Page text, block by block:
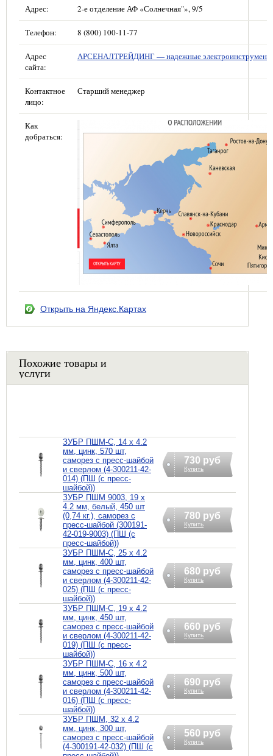
Адрес: 2-е отделение АФ «Солнечная"», 9/5
Телефон: 8 (800) 100-11-77
Адрес
сайта:
АРСЕНАЛТРЕЙДИНГ — надежные
Контактное
лицо:
Старший менеджер
Как
добраться:
Открыть на Яндекс.Картах
Похожие товары и
услуги
ЗУБР ПШМ-С, 14 х 4.2
мм, цинк, 570 шт,
саморез с пресс-шайбой
и сверлом (4-300211-42-
014) (ПШ (с пресс-
шайбой))
730 руб
Купить
ЗУБР ПШМ 9003, 19 х
4.2 мм, белый, 450 шт
(0,74 кг.), саморез с
пресс-шайбой (300191-
42-019-9003) (ПШ (с
пресс-шайбой))
780 руб
Купить
ЗУБР ПШМ-С, 25 х 4.2
мм, цинк, 400 шт,
саморез с пресс-шайбой
и сверлом (4-300211-42-
025) (ПШ (с пресс-
шайбой))
680 руб
Купить
ЗУБР ПШМ-С, 19 х 4.2
мм, цинк, 450 шт,
саморез с пресс-шайбой
и сверлом (4-300211-42-
019) (ПШ (с пресс-
шайбой))
660 руб
Купить
ЗУБР ПШМ-С, 16 х 4.2
мм, цинк, 500 шт,
саморез с пресс-шайбой
и сверлом (4-300211-42-
016) (ПШ (с пресс-
шайбой))
690 руб
Купить
ЗУБР ПШМ, 32 х 4.2
мм, цинк, 300 шт,
саморез c пресс-шайбой
(4-300191-42-032) (ПШ (с
560 руб
Купить